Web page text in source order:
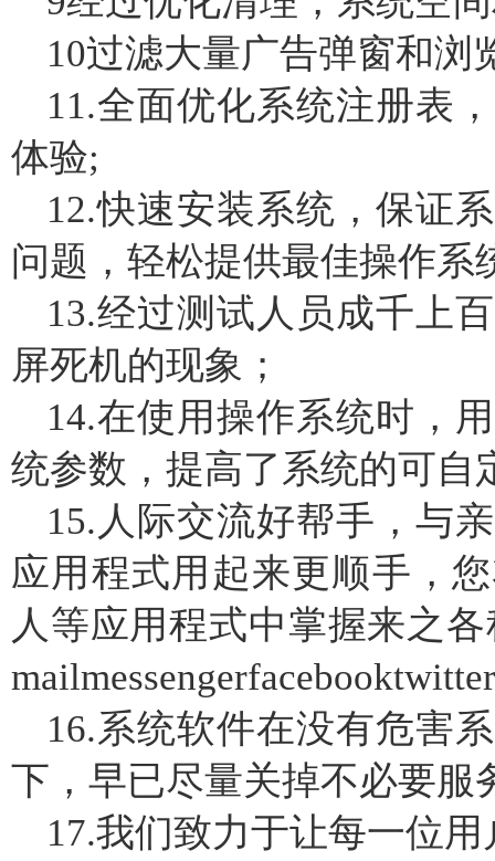
10过滤大量广告弹窗和浏
11.全面优化系统注册表
体验;
12.快速安装系统，保证
问题，轻松提供最佳操作系
13.经过测试人员成千上
屏死机的现象；
14.在使用操作系统时，
统参数，提高了系统的可自
15.人际交流好帮手，与
应用程式用起来更顺手，
人等应用程式中掌握来之
16.系统软件在没有危害
下，早已尽量关掉不必要服
17.我们致力于让每一位